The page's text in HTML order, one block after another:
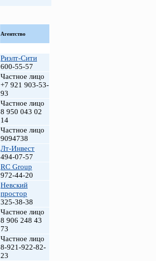
Агентство
Риэлт-Сити
600-55-57
Частное лицо
+7 921 903-53-
93
Частное лицо
8 950 043 02
14
Частное лицо
9094738
Лт-Инвест
494-07-57
RC Group
972-44-20
Невский
простор
325-38-38
Частное лицо
8 906 248 43
73
Частное лицо
8-921-922-82-
23